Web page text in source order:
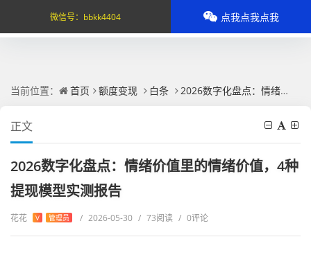
当前位置： 首页 额度变现 白条 2026数字化盘点：情绪价值里的情绪价值，4种提现模型实测报告
正文
2026数字化盘点：情绪价值里的情绪价值，4种
提现模型实测报告
花花 V 管理员 / 2026-05-30 / 73阅读 / 0评论
微信号： bbkk4404 点我点我点我